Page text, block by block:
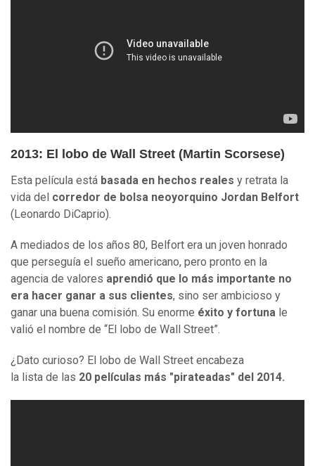
2013: El lobo de Wall Street (Martin Scorsese)
Esta película está basada en hechos reales y retrata la
vida del corredor de bolsa neoyorquino Jordan Belfort
(Leonardo DiCaprio).
A mediados de los años 80, Belfort era un joven honrado
que perseguía el sueño americano, pero pronto en la
agencia de valores aprendió que lo más importante no
era hacer ganar a sus clientes, sino ser ambicioso y
ganar una buena comisión. Su enorme éxito y fortuna le
valió el nombre de “El lobo de Wall Street”.
¿Dato curioso? El lobo de Wall Street encabeza
la lista de las 20 películas más "pirateadas" del 2014.